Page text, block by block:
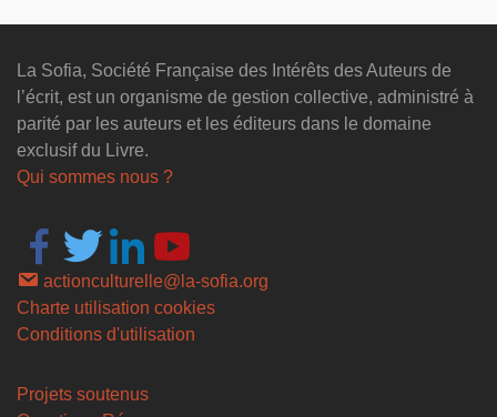
La Sofia, Société Française des Intérêts des Auteurs de
l’écrit, est un organisme de gestion collective, administré à
parité par les auteurs et les éditeurs dans le domaine
exclusif du Livre.
Qui sommes nous ?
actionculturelle@la-sofia.org
Charte utilisation cookies
Conditions d'utilisation
Projets soutenus